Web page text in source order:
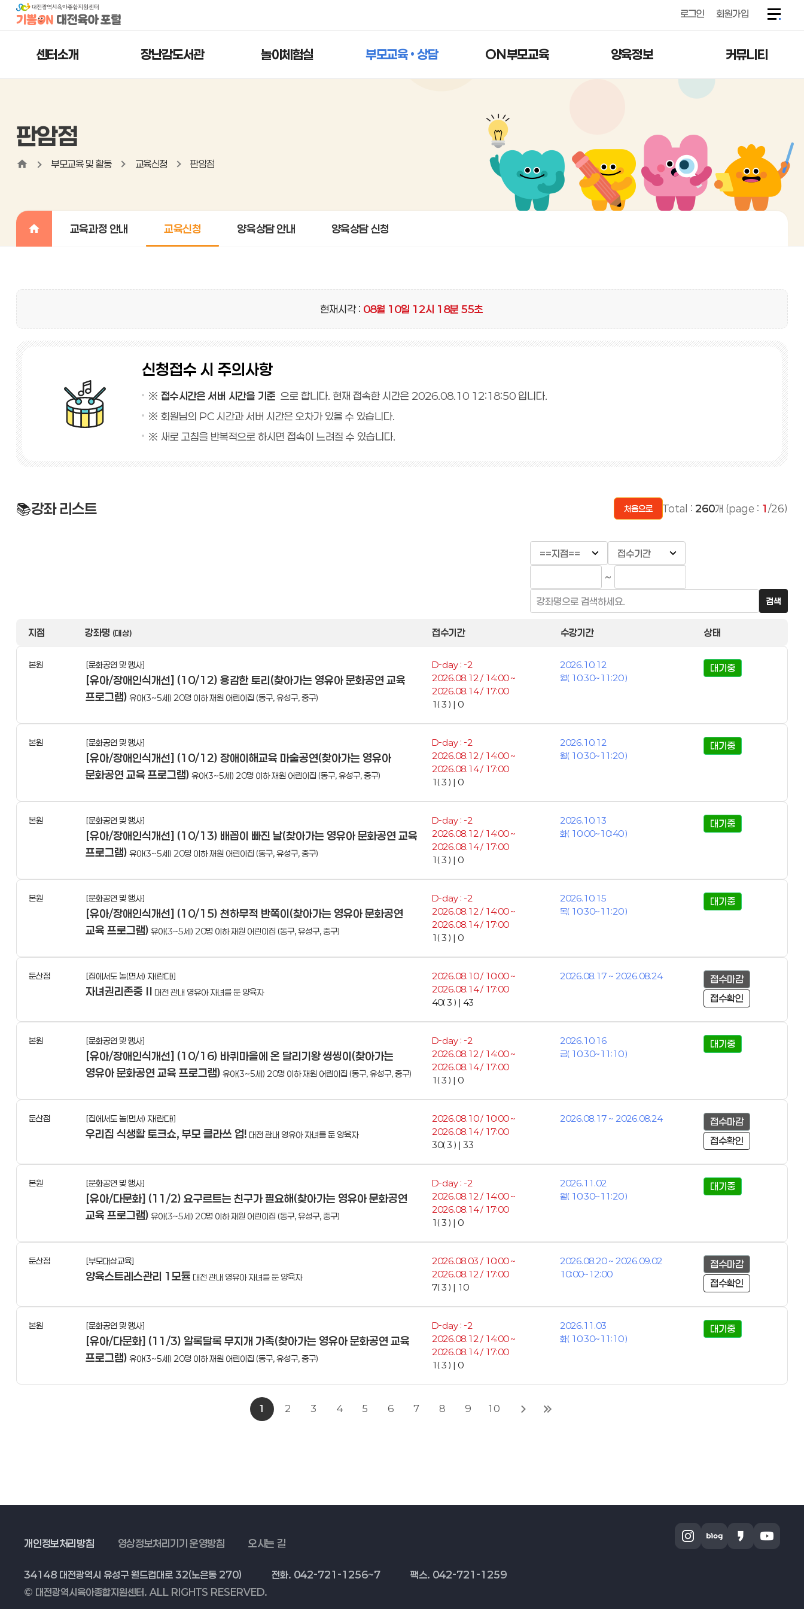
센터소개 장난감도서관 놀이체험실 부모교육 • 상담 ON부모교육 양육정보 커뮤니티
로그인 회원가입
판암점
부모교육 및 활동 교육신청 판암점
교육과정 안내 교육신청 양육상담 안내 양육상담 신청
현재시각 : 08월 10일 12시 18분 56초
신청접수 시 주의사항
※ 접수시간은 서버 시간을 기준 으로 합니다. 현재 접속한 시간은 2026.08.10 12:18:50입니다.
※ 회원님의 PC 시간과 서버 시간은 오차가 있을 수 있습니다.
※ 새로 고침을 반복적으로 하시면 접속이 느려질 수 있습니다.
📚강좌 리스트 처음으로 Total : 260개 (page : 1/26)
~
검색
지점 강좌명 (대상) 접수기간 수강기간 상태
본원 [문화공연 및 행사]
[유아/장애인식개선] (10/12) 용감한 토리(찾아가는 영유아 문화공연 교육
프로그램) 유아(3~5세) 20명 이하 재원 어린이집 (동구, 유성구, 중구)
D-day : -2
2026.08.12 / 14:00 ~
2026.08.14 / 17:00
1( 3 ) | 0
2026.10.12
월( 10:30~11:20 )
대기중
본원 [문화공연 및 행사]
[유아/장애인식개선] (10/12) 장애이해교육 마술공연(찾아가는 영유아
문화공연 교육 프로그램) 유아(3~5세) 20명 이하 재원 어린이집 (동구, 유성구, 중구)
D-day : -2
2026.08.12 / 14:00 ~
2026.08.14 / 17:00
1( 3 ) | 0
2026.10.12
월( 10:30~11:20 )
대기중
본원 [문화공연 및 행사]
[유아/장애인식개선] (10/13) 배꼽이 빠진 날(찾아가는 영유아 문화공연 교육
프로그램) 유아(3~5세) 20명 이하 재원 어린이집 (동구, 유성구, 중구)
D-day : -2
2026.08.12 / 14:00 ~
2026.08.14 / 17:00
1( 3 ) | 0
2026.10.13
화( 10:00~10:40 )
대기중
본원 [문화공연 및 행사]
[유아/장애인식개선] (10/15) 천하무적 반쪽이(찾아가는 영유아 문화공연
교육 프로그램) 유아(3~5세) 20명 이하 재원 어린이집 (동구, 유성구, 중구)
D-day : -2
2026.08.12 / 14:00 ~
2026.08.14 / 17:00
1( 3 ) | 0
2026.10.15
목( 10:30~11:20 )
대기중
둔산점 [집에서도 놀(면서) 자(란다)]
자녀권리존중 Ⅱ 대전 관내 영유아 자녀를 둔 양육자
2026.08.10 / 10:00 ~
2026.08.14 / 17:00
40( 3 ) | 43
2026.08.17 ~ 2026.08.24
접수마감
접수확인
본원 [문화공연 및 행사]
[유아/장애인식개선] (10/16) 바퀴마을에 온 달리기왕 씽씽이(찾아가는
영유아 문화공연 교육 프로그램) 유아(3~5세) 20명 이하 재원 어린이집 (동구, 유성구, 중구)
D-day : -2
2026.08.12 / 14:00 ~
2026.08.14 / 17:00
1( 3 ) | 0
2026.10.16
금( 10:30~11:10 )
대기중
둔산점 [집에서도 놀(면서) 자(란다)]
우리집 식생활 토크쇼, 부모 클라쓰 업! 대전 관내 영유아 자녀를 둔 양육자
2026.08.10 / 10:00 ~
2026.08.14 / 17:00
30( 3 ) | 33
2026.08.17 ~ 2026.08.24
접수마감
접수확인
본원 [문화공연 및 행사]
[유아/다문화] (11/2) 요구르트는 친구가 필요해(찾아가는 영유아 문화공연
교육 프로그램) 유아(3~5세) 20명 이하 재원 어린이집 (동구, 유성구, 중구)
D-day : -2
2026.08.12 / 14:00 ~
2026.08.14 / 17:00
1( 3 ) | 0
2026.11.02
월( 10:30~11:20 )
대기중
둔산점 [부모대상교육]
양육스트레스관리 1모듈 대전 관내 영유아 자녀를 둔 양육자
2026.08.03 / 10:00 ~
2026.08.12 / 17:00
7( 3 ) | 10
2026.08.20 ~ 2026.09.02
10:00~12:00
접수마감
접수확인
본원 [문화공연 및 행사]
[유아/다문화] (11/3) 알록달록 무지개 가족(찾아가는 영유아 문화공연 교육
프로그램) 유아(3~5세) 20명 이하 재원 어린이집 (동구, 유성구, 중구)
D-day : -2
2026.08.12 / 14:00 ~
2026.08.14 / 17:00
1( 3 ) | 0
2026.11.03
화( 10:30~11:10 )
대기중
1 2 3 4 5 6 7 8 9 10
개인정보처리방침 영상정보처리기기 운영방침 오시는 길
34148 대전광역시 유성구 월드컵대로 32(노은동 270) 전화. 042-721-1256~7
팩스. 042-721-1259
© 대전광역시육아종합지원센터. ALL RIGHTS RESERVED.